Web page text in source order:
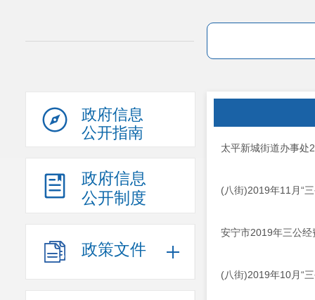
政府信息
公开指南
政府信息
公开制度
政策文件
太平新城街道办事处
(八街)2019年11月“
安宁市2019年三公
(八街)2019年10月“